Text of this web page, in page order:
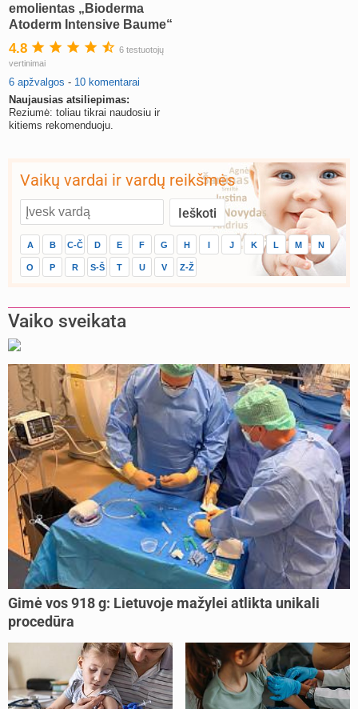
emolientas „Bioderma
Atoderm Intensive Baume“
4.8
6 testuotojų
vertinimai
6 apžvalgos - 10 komentarai
Naujausias atsiliepimas:
Reziumė: toliau tikrai naudosiu ir
kitiems rekomenduoju.
Vaikų vardai ir vardų reikšmės
A B C-Č D E F G H I J K L M N
O P R S-Š T U V Z-Ž
Vaiko sveikata
Gimė vos 918 g: Lietuvoje mažylei atlikta unikali
procedūra